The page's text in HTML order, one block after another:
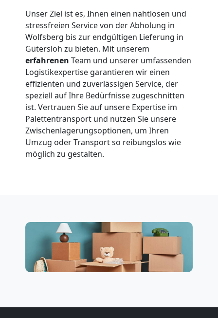
Unser Ziel ist es, Ihnen einen nahtlosen und
stressfreien Service von der Abholung in
Wolfsberg bis zur endgültigen Lieferung in
Gütersloh zu bieten. Mit unserem
erfahrenen Team und unserer umfassenden
Logistikexpertise garantieren wir einen
effizienten und zuverlässigen Service, der
speziell auf Ihre Bedürfnisse zugeschnitten
ist. Vertrauen Sie auf unsere Expertise im
Palettentransport und nutzen Sie unsere
Zwischenlagerungsoptionen, um Ihren
Umzug oder Transport so reibungslos wie
möglich zu gestalten.